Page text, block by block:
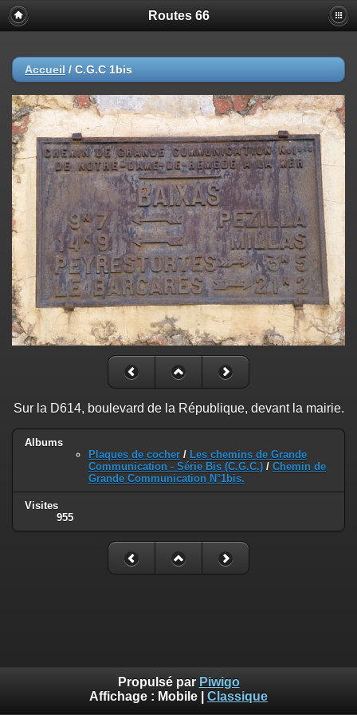
Routes 66
Accueil / C.G.C 1bis
Sur la D614, boulevard de la République, devant la mairie.
Albums
Plaques de cocher / Les chemins de Grande
Communication - Série Bis (C.G.C.) / Chemin de
Grande Communication N°1bis.
Visites
955
Propulsé par Piwigo
Affichage : Mobile Classique